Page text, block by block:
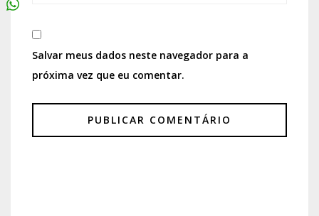
Salvar meus dados neste navegador para a
próxima vez que eu comentar.